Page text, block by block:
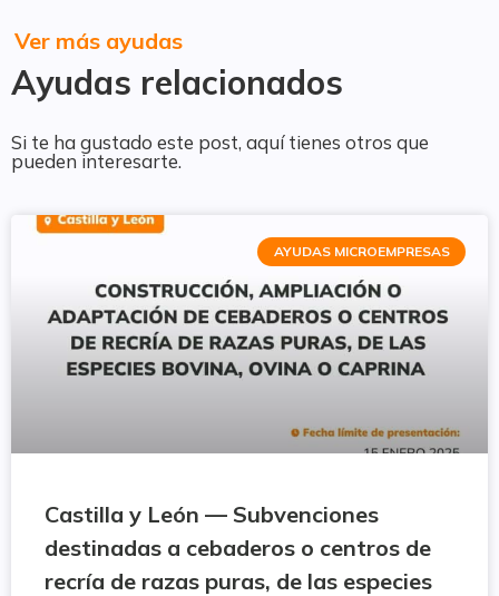
Ayudas relacionados
Ver más ayudas
Si te ha gustado este post, aquí tienes otros que
pueden interesarte.
AYUDAS MICROEMPRESAS
Castilla y León — Subvenciones
destinadas a cebaderos o centros de
recría de razas puras, de las especies